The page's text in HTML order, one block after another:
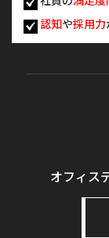
認知や採用力
オフィス